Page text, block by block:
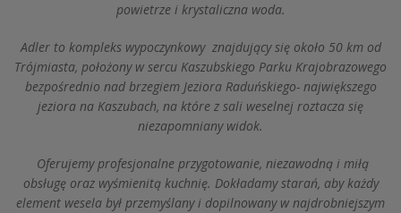
powietrze i krystaliczna woda.
Adler to kompleks wypoczynkowy znajdujący się około 50 km od
Trójmiasta, położony w sercu Kaszubskiego Parku Krajobrazowego
bezpośrednio nad brzegiem Jeziora Raduńskiego- największego
jeziora na Kaszubach, na które z sali weselnej roztacza się
niezapomniany widok.
Oferujemy profesjonalne przygotowanie, niezawodną i miłą
obsługę oraz wyśmienitą kuchnię. Dokładamy starań, aby każdy
element wesela był przemyślany i dopilnowany w najdrobniejszym